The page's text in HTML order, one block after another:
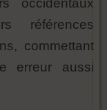
occidentaux
références
commettant
erreur aussi